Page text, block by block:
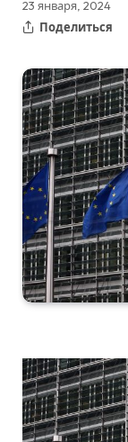
23 января, 2024
Поделиться